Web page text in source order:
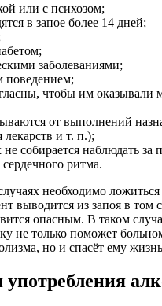
или с психозом;
в запое более 14 дней;
заболеваниями;
поведением;
чтобы им оказывали
от выполнений
лекарств и т. п.);
не собирается наблюдать за
ритма.
необходимо ложиться
выводится из запоя в том
опасным. В таком
не только поможет
но и спасёт ему